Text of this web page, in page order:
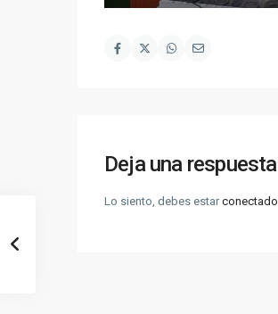
Deja una respuesta
Lo siento, debes estarconectado